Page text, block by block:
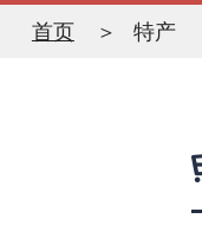
首页 特产